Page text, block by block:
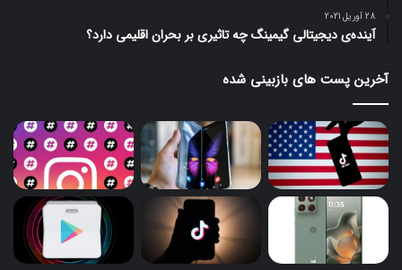
28 آوریل 2021
آینده‌ی دیجیتالی گیمینگ چه تاثیری بر بحران اقلیمی دارد؟
آخرین پست های بازبینی شده